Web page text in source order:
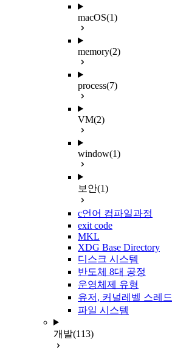
macOS(1)
memory(2)
process(7)
VM(2)
window(1)
보안(1)
c언어 컴파일과정
exit code
MKL
XDG Base Directory
디스크 시스템
반도체 8대 공정
운영체제 유형
유저, 커널레벨 스레드
파일 시스템
개발(113)